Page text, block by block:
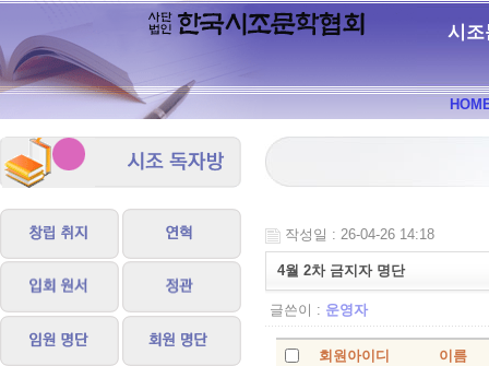
시조
작성일 : 26-04-26 14:18
4월 2차 금지자 명단
글쓴이 : 운영자
회원아이디 이름